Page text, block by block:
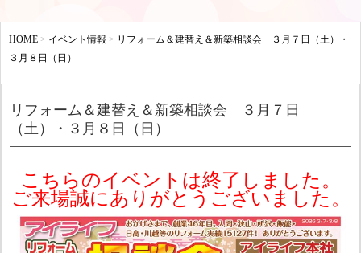
HOME > イベント情報 > リフォーム＆建替え＆新築相談会 ３月７日（土）・
３月８日（日）
リフォーム＆建替え＆新築相談会 ３月７日
（土）・３月８日（日）
こちらのイベントは終了しました。
ご来場誠にありがとうございました。